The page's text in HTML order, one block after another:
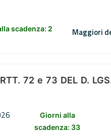
scadenza: 2 Maggiori
72 e 73 DEL D.
Giorni alla
scadenza: 33